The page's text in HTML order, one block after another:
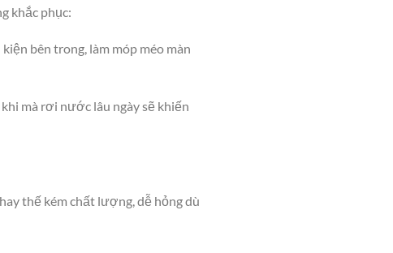
khắc phục:
bên trong, làm móp méo màn
mà rơi nước lâu ngày sẽ khiến
thế kém chất lượng, dễ hỏng dù